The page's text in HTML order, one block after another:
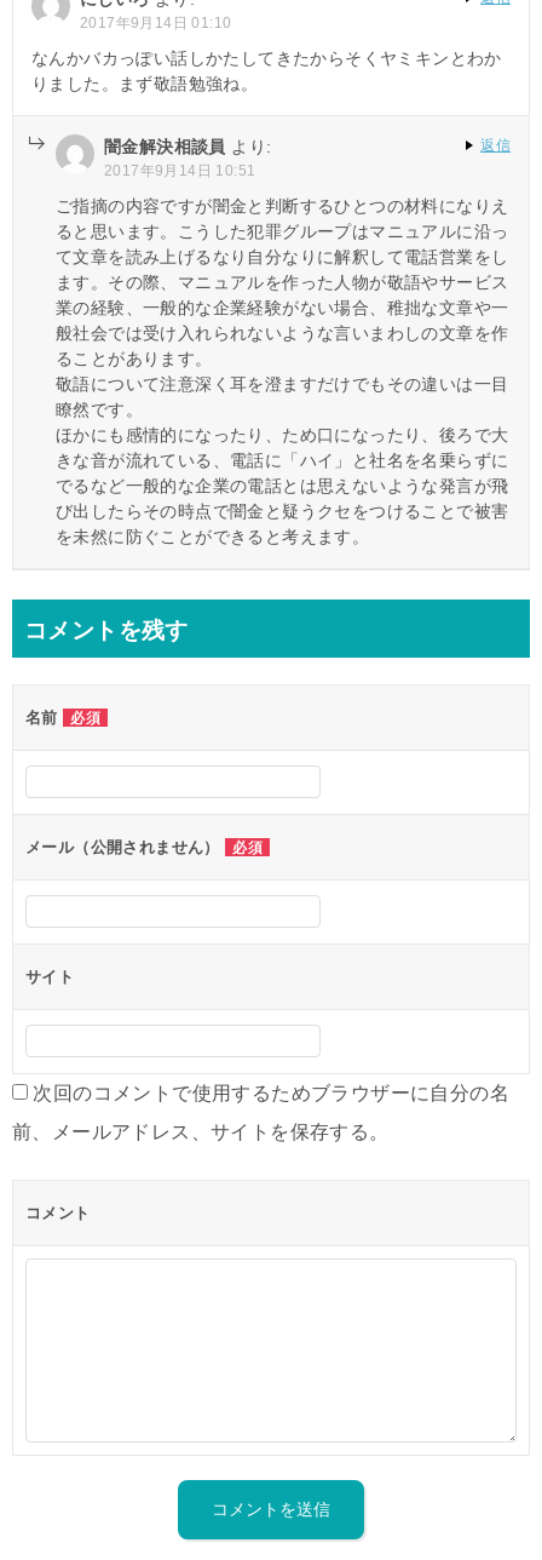
シ
ョ
2017年9月14日 01:10
なんかバカっぽい話しかたしてきたからそくヤミキンとわか
りました。まず敬語勉強ね。
闇金解決相談員 より:
2017年9月14日 10:51
ご指摘の内容ですが闇金と判断するひとつの材料になりえ
ると思います。こうした犯罪グループはマニュアルに沿っ
て文章を読み上げるなり自分なりに解釈して電話営業をし
ます。その際、マニュアルを作った人物が敬語やサービス
業の経験、一般的な企業経験がない場合、稚拙な文章や一
般社会では受け入れられないような言いまわしの文章を作
ることがあります。
敬語について注意深く耳を澄ますだけでもその違いは一目
瞭然です。
ほかにも感情的になったり、ため口になったり、後ろで大
きな音が流れている、電話に「ハイ」と社名を名乗らずに
でるなど一般的な企業の電話とは思えないような発言が飛
び出したらその時点で闇金と疑うクセをつけることで被害
を未然に防ぐことができると考えます。
返信
コメントを残す
名前 必須
メール（公開されません） 必須
サイト
次回のコメントで使用するためブラウザーに自分の名
前、メールアドレス、サイトを保存する。
コメント